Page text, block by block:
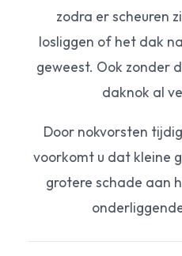
zodra er scheuren
losliggen of het dak
geweest. Ook zonder
daknok al
Door nokvorsten
voorkomt u dat kleine
grotere schade aan